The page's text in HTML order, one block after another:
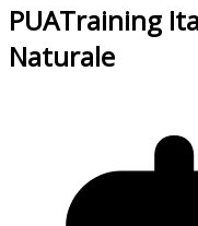
PUATraining
Naturale